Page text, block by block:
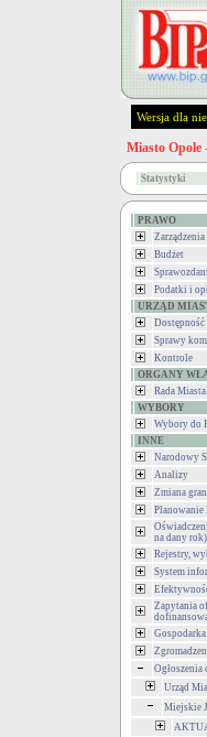
Wersja dla
Miasto Opole
Statystyki
PRAWO
Zarządzenia
Budżet
Podatki i
URZĄD
Dostępność
Sprawy
Kontrole
ORGANY
Rada Miasta
WYBORY
Wybory do
INNE
Narodowy
Analizy
Zmiana
Planowanie
na dany rok)
Rejestry,
System
Zapytania
Ogłoszenia
Urząd
Miejskie